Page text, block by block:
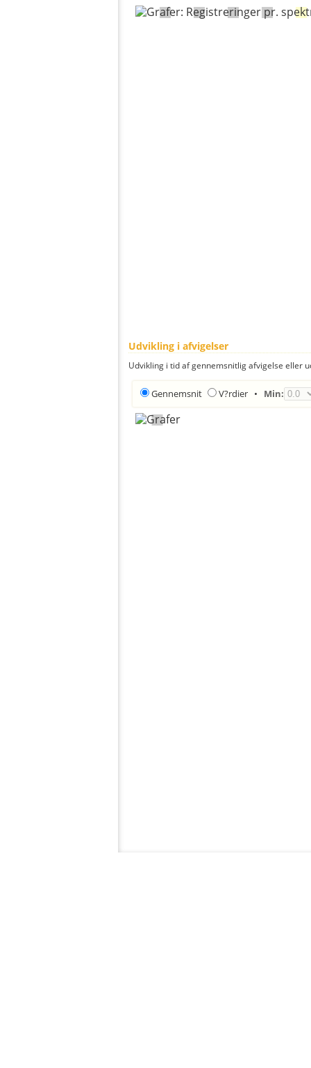
Udvikling i afvigelser
Udvikling i tid af gennemsnitlig afvigelse eller
Gennemsnit V?rdier • Min: